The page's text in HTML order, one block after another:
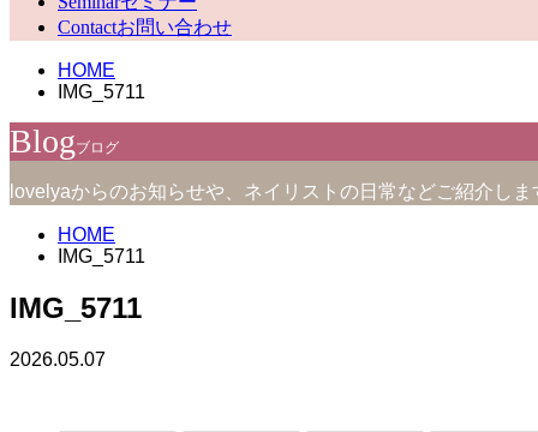
Contactお問い合わせ
HOME
IMG_5711
Blogブログ
lovelyaからのお知らせや、ネイリストの日常などご紹介しま
HOME
IMG_5711
IMG_5711
2026.05.07